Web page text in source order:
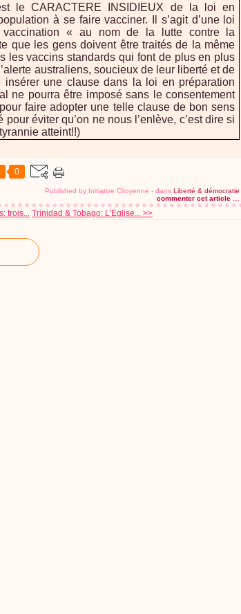
le CARACTERE INSIDIEUX de la loi en
à se faire vacciner. Il s’agit d’une loi
« au nom de la lutte contre la
que les gens doivent être traités de la même
les vaccins standards qui font de plus en plus
australiens, soucieux de leur liberté et de
une clause dans la loi en préparation
ne pourra être imposé sans le consentement
faire adopter une telle clause de bon sens
éviter qu’on ne nous l’enlève, c’est dire si
atteint!!)
0
Published by Initiative Citoyenne - dans Liberté & démocratie
commenter cet article …
trois... Trinidad & Tobago: L'Eglise... >>